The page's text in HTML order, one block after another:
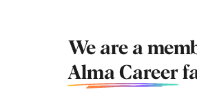
We are a
Alma Career